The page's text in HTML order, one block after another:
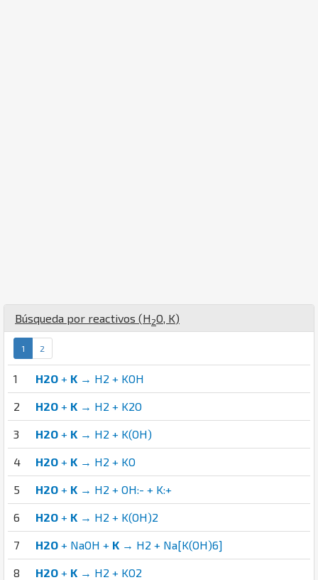
Búsqueda por reactivos (H 2O K)
1 2
1 H2O + K → H2 + KOH
2 H2O + K → H2 + K2O
3 H2O + K → H2 + K(OH)
4 H2O + K → H2 + KO
5 H2O + K → H2 + OH:- + K:+
6 H2O + K → H2 + K(OH)2
7 H2O + NaOH + K → H2 + Na[K(OH)6]
8 H2O + K → H2 + KO2